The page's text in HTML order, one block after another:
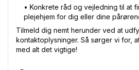
•⁠ Konkrete råd og vejledning til at
plejehjem for dig eller dine
Tilmeld dig nemt herunder ved at
kontaktoplysninger. Så sørger vi for,
med alt det vigtige!